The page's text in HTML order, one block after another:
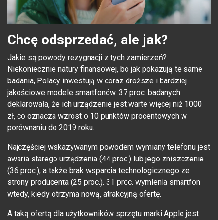
Chcę odsprzedać, ale jak?
Jakie są powody rezygnacji z tych zamierzeń?
Niekoniecznie natury finansowej, bo jak pokazują te same
badania, Polacy inwestują w coraz droższe i bardziej
jakościowe modele smartfonów. 37 proc. badanych
deklarowała, że ich urządzenie jest warte więcej niż 1000
zł, co oznacza wzrost o 10 punktów procentowych w
porównaniu do 2019 roku.
Najczęściej wskazywanym powodem wymiany telefonu jest
awaria starego urządzenia (44 proc.) lub jego zniszczenie
(36 proc.), a także brak wsparcia technologicznego ze
strony producenta (25 proc.). 31 proc. wymienia smartfon
wtedy, kiedy otrzyma nową, atrakcyjną ofertę.
A taką ofertą dla użytkowników sprzętu marki Apple jest